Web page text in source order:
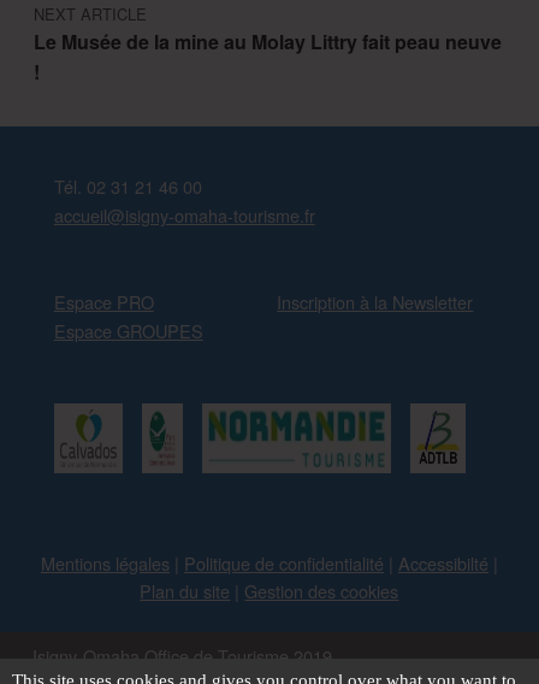
NEXT ARTICLE
Le Musée de la mine au Molay Littry fait peau neuve
!
Tél. 02 31 21 46 00
accueil@isigny-omaha-tourisme.fr
Espace PRO
Espace GROUPES
Inscription à la Newsletter
Mentions légales | Politique de confidentialité | Accessibilté |
Plan du site | Gestion des cookies
Isigny-Omaha Office de Tourisme 2019 -